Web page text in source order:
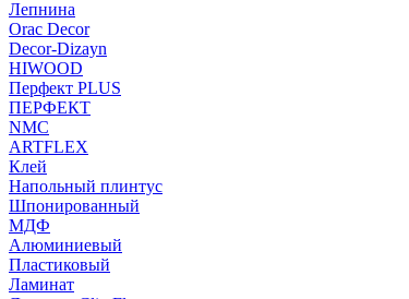
Лепнина
Orac Decor
Decor-Dizayn
HIWOOD
Перфект PLUS
ПЕРФЕКТ
NMC
ARTFLEX
Клей
Напольный плинтус
Шпонированный
МДФ
Алюминиевый
Пластиковый
Ламинат